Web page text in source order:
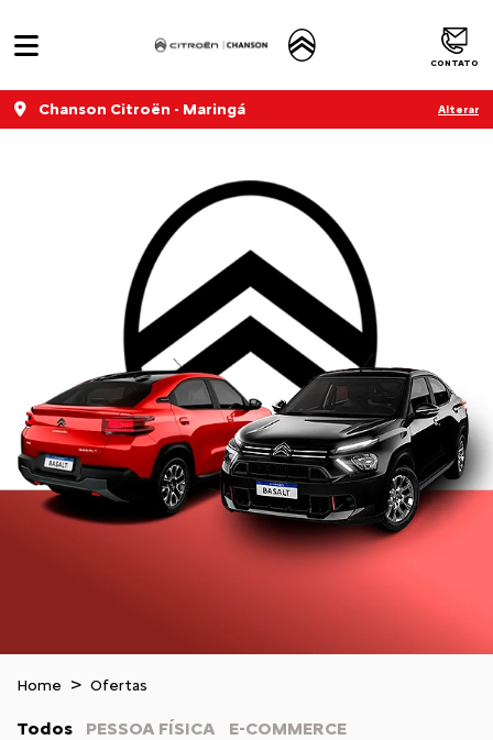
CONTATO
Chanson Citroën - Maringá Alterar
Home Ofertas
Todos PESSOA FÍSICA E-COMMERCE